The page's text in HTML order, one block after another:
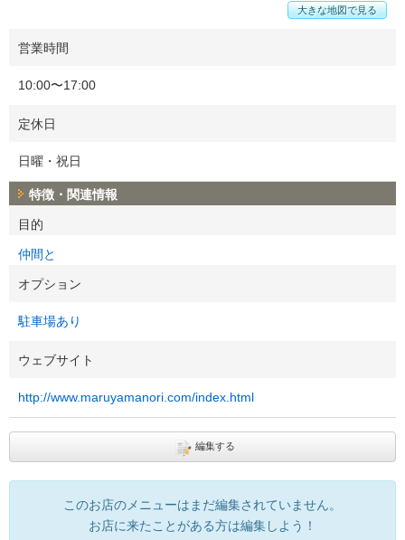
大きな地図で見る
営業時間
10:00〜17:00
定休日
日曜・祝日
特徴・関連情報
目的
仲間と
オプション
駐車場あり
ウェブサイト
http://www.maruyamanori.com/index.html
編集する
このお店のメニューはまだ編集されていません。
お店に来たことがある方は編集しよう！